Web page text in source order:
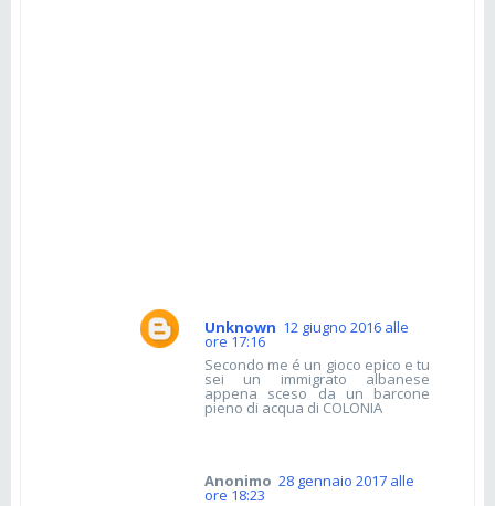
Unknown 12 giugno 2016 alle
ore 17:16
Secondo me é un gioco epico e tu
sei un immigrato albanese
appena sceso da un barcone
pieno di acqua di COLONIA
Anonimo 28 gennaio 2017 alle
ore 18:23